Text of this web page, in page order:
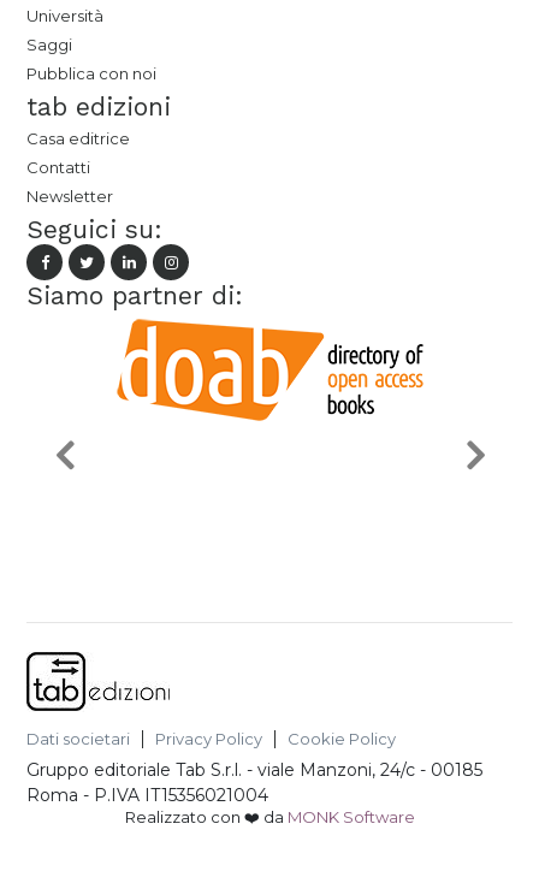
Università
Saggi
Pubblica con noi
tab edizioni
Casa editrice
Contatti
Newsletter
Seguici su:
Siamo partner di:
Dati societari Privacy Policy Cookie Policy
Gruppo editoriale Tab S.r.l. -viale Manzoni, 24/c - 00185
Roma - P.IVA IT15356021004
Realizzato con ❤️ da MONK Software